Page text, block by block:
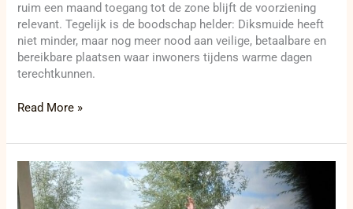
ruim een maand toegang tot de zone blijft de voorziening
relevant. Tegelijk is de boodschap helder: Diksmuide heeft
niet minder, maar nog meer nood aan veilige, betaalbare en
bereikbare plaatsen waar inwoners tijdens warme dagen
terechtkunnen.
Read More »
Slechts
dertien
palingen